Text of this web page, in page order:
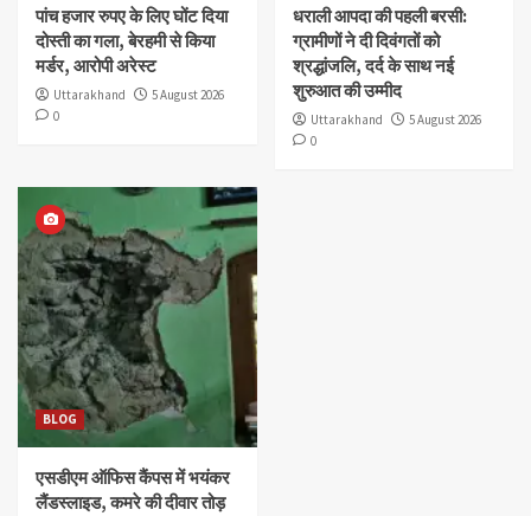
पांच हजार रुपए के लिए घोंट दिया
दोस्ती का गला, बेरहमी से किया
मर्डर, आरोपी अरेस्ट
Uttarakhand
5 August 2026
0
धराली आपदा की पहली बरसी:
ग्रामीणों ने दी दिवंगतों को
श्रद्धांजलि, दर्द के साथ नई
शुरुआत की उम्मीद
Uttarakhand
5 August 2026
0
BLOG
एसडीएम ऑफिस कैंपस में भयंकर
लैंडस्लाइड, कमरे की दीवार तोड़